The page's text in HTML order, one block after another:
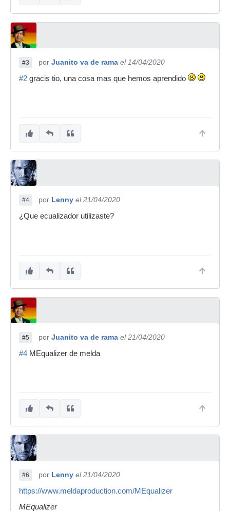
#3 por Juanito va de rama el 14/04/2020
#2 gracis tio, una cosa mas que hemos aprendido
#4 por Lenny el 21/04/2020
¿Que ecualizador utilizaste?
#5 por Juanito va de rama el 21/04/2020
#4 MEqualizer de melda
#6 por Lenny el 21/04/2020
https://www.meldaproduction.com/MEqualizer
MEqualizer